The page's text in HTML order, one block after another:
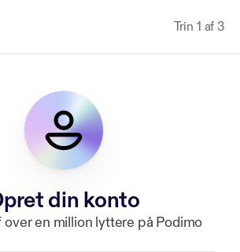
Trin 1 af 3
din konto
over en million lyttere på Podimo